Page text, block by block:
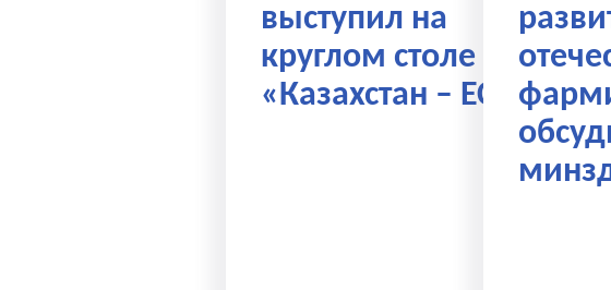
выступил на
круглом столе
«Казахстан – ЕС»